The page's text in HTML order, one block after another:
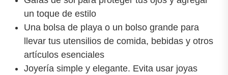
un toque de estilo
Una bolsa de playa o un bolso grande para
llevar tus utensilios de comida, bebidas y otros
artículos esenciales
Joyería simple y elegante. Evita usar joyas